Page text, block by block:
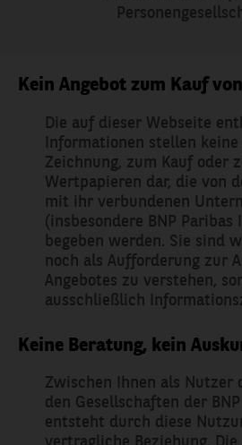
Hier
persönlich
Kein Angebot zum Kauf
Die auf dieser Webseite
Informationen stellen
Zeichnung, zum Kauf oder
Wertpapieren dar, die von
mit ihr verbundenen
(insbesondere BNP Paribas
begeben werden. Sie sind
noch als Aufforderung zur
Angebotes zu verstehen,
ausschließlich
Keine Beratung, kein
Zwischen Ihnen als Nutzer
den Gesellschaften der
entsteht durch diese
vertragliche Beziehung.